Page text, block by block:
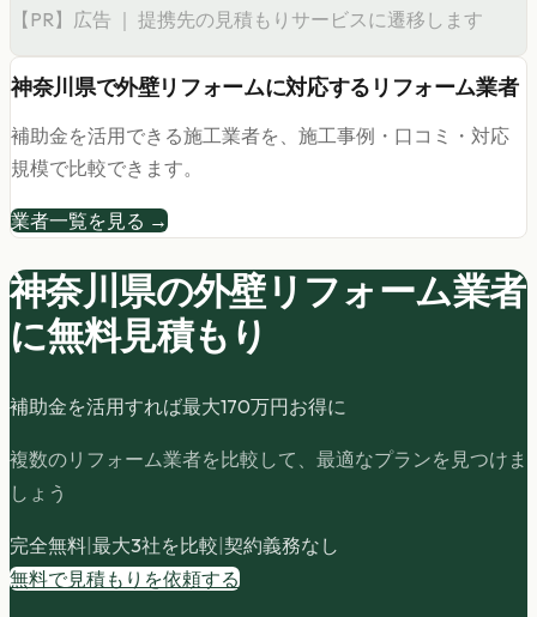
【PR】広告 ｜ 提携先の見積もりサービスに遷移します
神奈川県で外壁リフォームに対応するリフォーム業者
補助金を活用できる施工業者を、施工事例・口コミ・対応
規模で比較できます。
業者一覧を見る →
神奈川県の外壁リフォーム業者
に無料見積もり
補助金を活用すれば最大170万円お得に
複数のリフォーム業者を比較して、最適なプランを見つけま
しょう
完全無料|最大3社を比較|契約義務なし
無料で見積もりを依頼する